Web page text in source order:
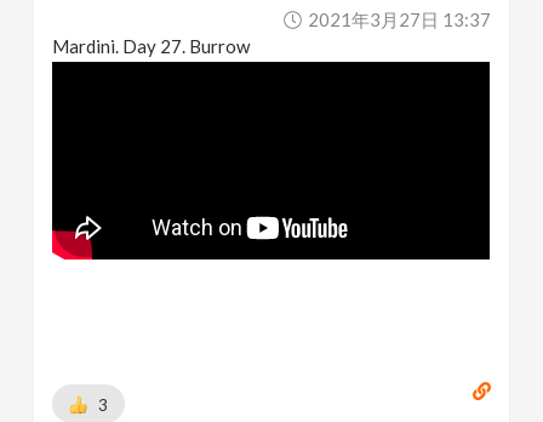
2021年3月27日 13:37
Mardini. Day 27. Burrow
3